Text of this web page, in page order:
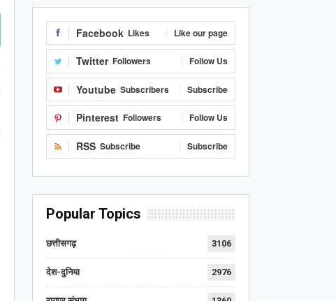
Facebook Likes Like our page
Twitter Followers Follow Us
Youtube Subscribers Subscribe
Pinterest Followers Follow Us
RSS Subscribe Subscribe
Popular Topics
छत्तीसगढ़ 3106
देश-दुनिया 2976